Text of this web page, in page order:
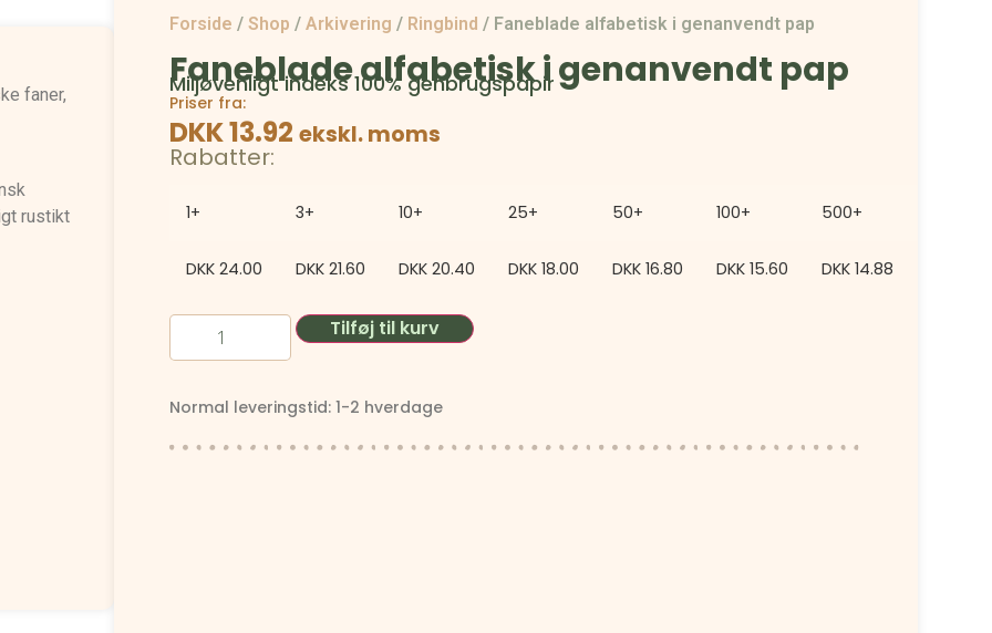
faner,
rustikt
Forside /Shop /Arkivering / Ringbind / Faneblade alfabetisk i genanvendt pap
Faneblade alfabetisk i genanvendt pap
Miljøvenligt indeks 100% genbrugspapir
Priser fra:
DKK 13.92ekskl. moms
Rabatter:
1+ 3+ 10+ 25+ 50+ 100+ 500+
DKK 24.00 DKK 21.60 DKK 20.40 DKK 18.00 DKK 16.80 DKK 15.60 DKK 14.88
Tilføj til kurv
Normal leveringstid: 1-2 hverdage